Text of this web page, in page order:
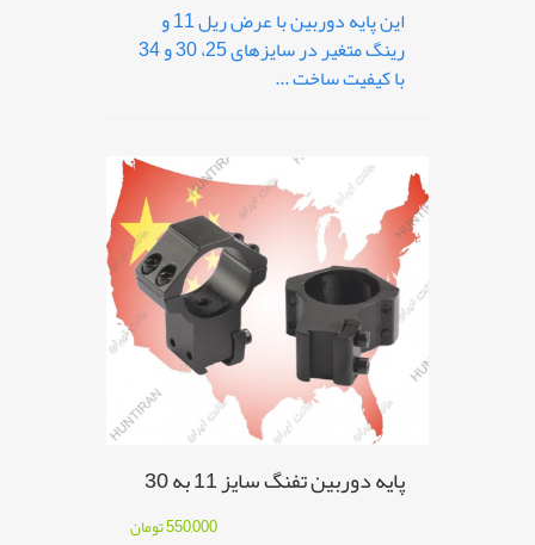
این پایه دوربین با عرض ریل 11 و
رینگ متغیر در سایزهای 25، 30 و 34
با کیفیت ساخت ...
پایه دوربین تفنگ سایز 11 به 30
550,000تومان